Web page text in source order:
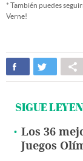
* También puedes
Verne!
SIGUE
Los 36
Juegos